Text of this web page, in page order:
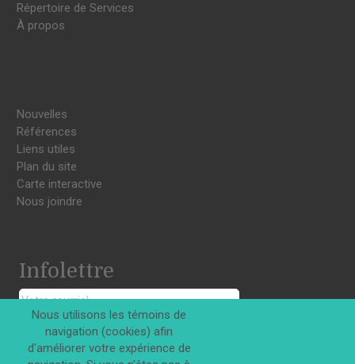
Répertoire de Services
À propos
Nouvelles
Références
Liens utiles
Plan du site
Carte interactive
Nous joindre
Infolettre
S'INSCRIRE
Nous utilisons les témoins de
navigation (cookies) afin
d'améliorer votre expérience de